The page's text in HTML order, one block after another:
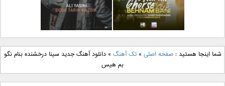
دانلود آهنگ جدید بهنام
بانی بنام قرص قمر 2
دانلود آهنگ جدید علی
یاسینی بنام دورترین نزدیک
شما اینجا هستید :صفحه اصلی »تک آهنگ »دانلود آهنگ جدید سینا درخشنده بنام نگو
بم هیس